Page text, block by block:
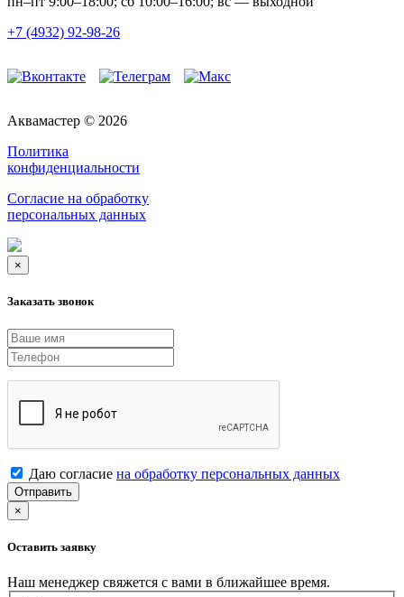
+7 (4932) 92-98-26
Аквамастер © 2026
Политика
конфиденциальности
Согласие на обработку
персональных данных
×
Заказать звонок
Даю согласие на обработку персональных данных
Отправить
×
Оставить заявку
Наш менеджер свяжется с вами в ближайшее время.